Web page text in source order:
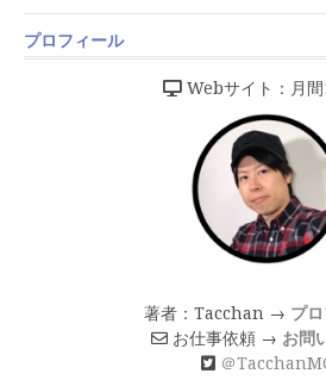
プロフィール
Webサイト：月間
著者：Tacchan → プ
お仕事依頼 → お問
＠